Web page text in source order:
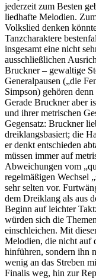
jederzeit zum Besten
liedhafte Melodien.
Volkslied denken
Tanzcharaktere
insgesamt eine nicht
ausschließlichen
Bruckner – gewaltige
Generalpausen („die
Simpson) gehören
Gerade Bruckner aber
und ihrer metrischen
Gegensatz: Bruckner
dreiklangsbasiert; die
er denkt entschieden
müssen immer auf
Abweichungen vom
regelmäßigen Wechsel
sehr selten vor.
dem Dreiklang als aus
Beginn auf leichter
würden sich die
einschleichen. Mit
Melodien, die nicht auf
hinführen, sondern ihn
wenig an das Streben
Finalis weg, hin zur